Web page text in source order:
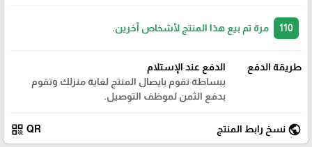
مرة تم بيع هذا المنتج لأشخاص آخرين.
طريقة الدفع
الدفع عند الإستلام
ببساطة نقوم بايصال المنتج لغاية منزلك وتقوم
بدفع الثمن لموظف التوصيل.
public نسخ رابط المنتج QR
qr_code